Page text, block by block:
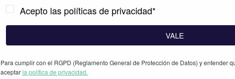
Acepto las políticas de privacidad*
VALE
Para cumplir con el RGPD (Reglamento General de Protección de Datos) y entender
aceptarla política de privacidad.